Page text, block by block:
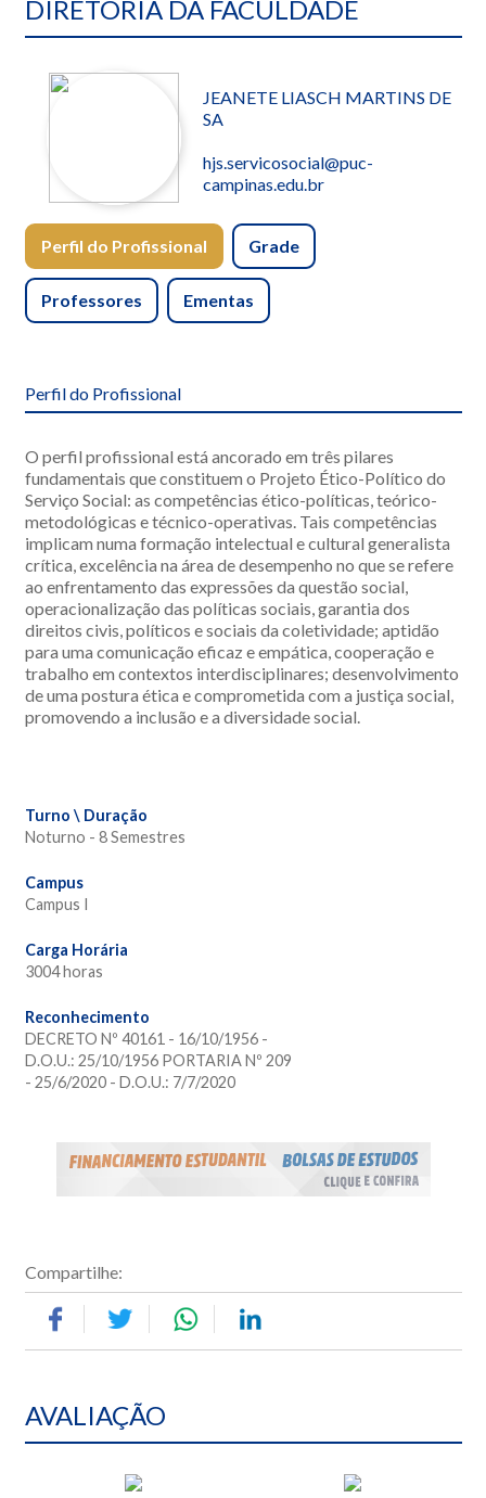
DIRETORIA DA FACULDADE
JEANETE LIASCH MARTINS DE
SA
hjs.servicosocial@puc-
campinas.edu.br
Perfil do Profissional Grade
Professores Ementas
Perfil do Profissional
O perfil profissional está ancorado em três pilares
fundamentais que constituem o Projeto Ético-Político do
Serviço Social: as competências ético-políticas, teórico-
metodológicas e técnico-operativas. Tais competências
implicam numa formação intelectual e cultural generalista
crítica, excelência na área de desempenho no que se refere
ao enfrentamento das expressões da questão social,
operacionalização das políticas sociais, garantia dos
direitos civis, políticos e sociais da coletividade; aptidão
para uma comunicação eficaz e empática, cooperação e
trabalho em contextos interdisciplinares; desenvolvimento
de uma postura ética e comprometida com a justiça social,
promovendo a inclusão e a diversidade social.
Turno \ Duração
Noturno - 8 Semestres
Campus
Campus I
Carga Horária
3004 horas
Reconhecimento
DECRETO Nº 40161 - 16/10/1956 -
D.O.U.: 25/10/1956 PORTARIA Nº 209
- 25/6/2020 - D.O.U.: 7/7/2020
Compartilhe:
AVALIAÇÃO